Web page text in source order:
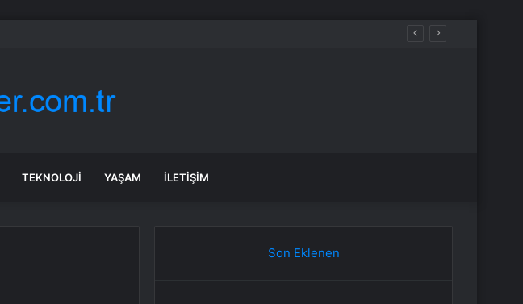
TEKNOLOJI YAŞAM İLETIŞIM
Son Eklenen